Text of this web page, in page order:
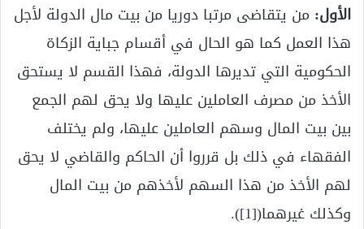
الأول: من يتقاضى مرتبا دوريا من بيت مال الدولة لأجل
هذا العمل كما هو الحال في أقسام جباية الزكاة
الحكومية التي تديرها الدولة، فهذا القسم لا يستحق
الأخذ من مصرف العاملين عليها ولا يحق لهم الجمع
بين بيت المال وسهم العاملين عليها، ولم يختلف
الفقهاء في ذلك بل قرروا أن الحاكم والقاضي لا يحق
لهم الأخذ من هذا السهم لأخذهم من بيت المال
وكذلك غيرهما([1]
).